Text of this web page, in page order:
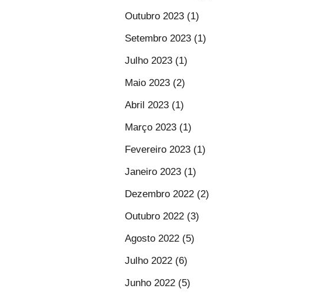
Outubro 2023 (1)
Setembro 2023 (1)
Julho 2023 (1)
Maio 2023 (2)
Abril 2023 (1)
Março 2023 (1)
Fevereiro 2023 (1)
Janeiro 2023 (1)
Dezembro 2022 (2)
Outubro 2022 (3)
Agosto 2022 (5)
Julho 2022 (6)
Junho 2022 (5)